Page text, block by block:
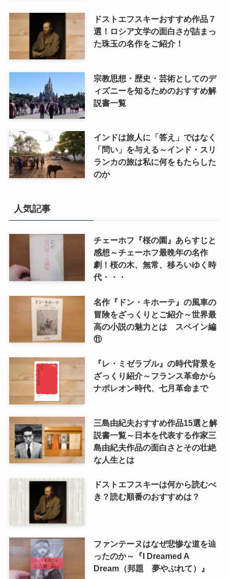
ドストエフスキーおすすめ作品７
選！ロシア文学の面白さが詰まっ
た珠玉の名作をご紹介！
宗教思想・歴史・芸術としてのデ
ィズニーを知るためのおすすめ解
説書一覧
インドは旅人に「答え」ではなく
「問い」を与える～インド・スリ
ランカの旅は私に何をもたらした
のか
人気記事
チェーホフ『桜の園』あらすじと
感想～チェーホフ最晩年の名作
劇！桜の木、無常、移ろいゆく時
代・・・
名作『ドン・キホーテ』の風車の
冒険をざっくりとご紹介～世界最
高の小説の魅力とは スペイン編
⑪
『レ・ミゼラブル』の時代背景を
ざっくり紹介～フランス革命から
ナポレオン時代、七月革命まで
三島由紀夫おすすめ作品15選と解
説書一覧～日本を代表する作家三
島由紀夫作品の面白さとその壮絶
な人生とは
ドストエフスキーは何から読むべ
き？読む順番のおすすめは？
ファンテーヌはなぜ悲惨な道を辿
ったのか～『I Dreamed A
Dream（邦題 夢やぶれて）』